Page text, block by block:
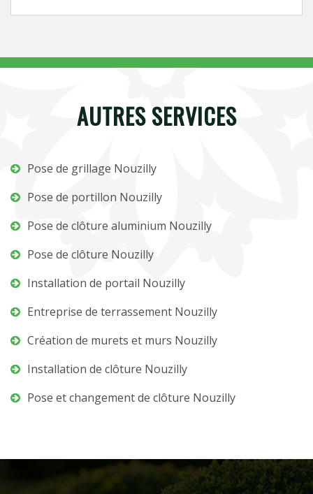
AUTRES SERVICES
Pose de grillage Nouzilly
Pose de portillon Nouzilly
Pose de clôture aluminium Nouzilly
Pose de clôture Nouzilly
Installation de portail Nouzilly
Entreprise de terrassement Nouzilly
Création de murets et murs Nouzilly
Installation de clôture Nouzilly
Pose et changement de clôture Nouzilly